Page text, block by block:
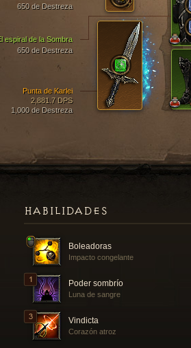
espiral de la Sombra
650 de Destreza
Punta de Karlei
2,881.7 DPS
1,000 de Destreza
650 de Destreza
HABILIDADES
Boleadoras
Impacto congelante
Poder sombrío
Luna de sangre
Vindicta
Corazón atroz